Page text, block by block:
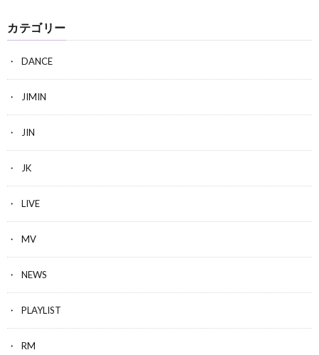
カテゴリー
DANCE
JIMIN
JIN
JK
LIVE
MV
NEWS
PLAYLIST
RM